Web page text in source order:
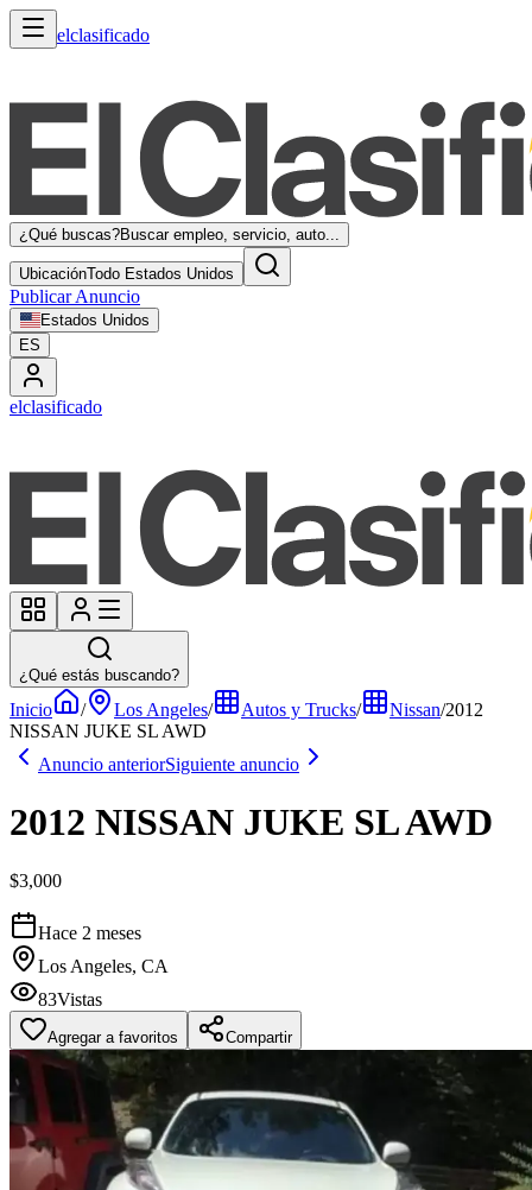
elclasificado
¿Qué buscas?Buscar empleo, servicio, auto...
UbicaciónTodo Estados Unidos
Publicar Anuncio
Estados Unidos
ES
elclasificado
¿Qué estás buscando?
Inicio / Los Angeles/ Autos y Trucks/ Nissan/2012
NISSAN JUKE SL AWD
Anuncio anteriorSiguiente anuncio
2012 NISSAN JUKE SL AWD
$3,000
Hace 2 meses
Los Angeles, CA
83Vistas
Agregar a favoritos Compartir